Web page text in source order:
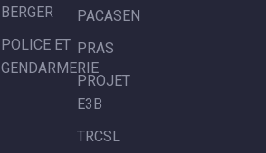
BERGER
POLICE ET
GENDARMERIE
PACASEN
PRAS
PROJET
E3B
TRCSL